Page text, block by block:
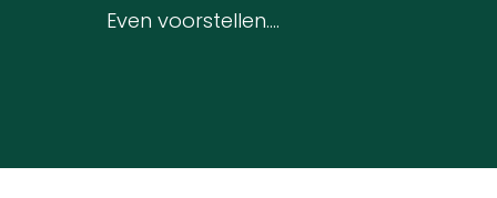
Even voorstellen....